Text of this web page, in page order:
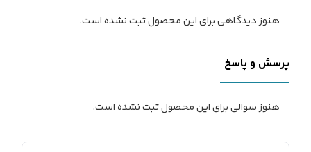
هنوز دیدگاهی برای این محصول ثبت نشده است.
پرسش و پاسخ
هنوز سوالی برای این محصول ثبت نشده است.